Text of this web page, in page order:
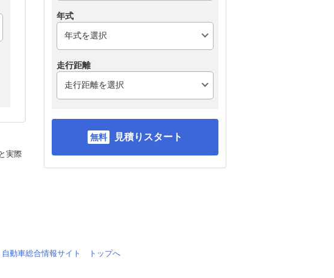
実際
年式
走行距離
見積りスタート
自動車総合情報サイト トップへ